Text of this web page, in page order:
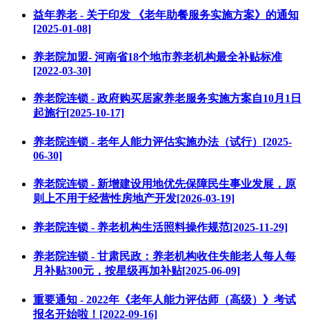
益年养老 - 关于印发 《老年助餐服务实施方案》的通知
[2025-01-08]
养老院加盟- 河南省18个地市养老机构最全补贴标准
[2022-03-30]
养老院连锁 - 政府购买居家养老服务实施方案自10月1日
起施行[2025-10-17]
养老院连锁 - 老年人能力评估实施办法（试行）[2025-
06-30]
养老院连锁 - 新增建设用地优先保障民生事业发展，原
则上不用于经营性房地产开发[2026-03-19]
养老院连锁 - 养老机构生活照料操作规范[2025-11-29]
养老院连锁 - 甘肃民政：养老机构收住失能老人每人每
月补贴300元，按星级再加补贴[2025-06-09]
重要通知 - 2022年《老年人能力评估师（高级）》考试
报名开始啦！[2022-09-16]